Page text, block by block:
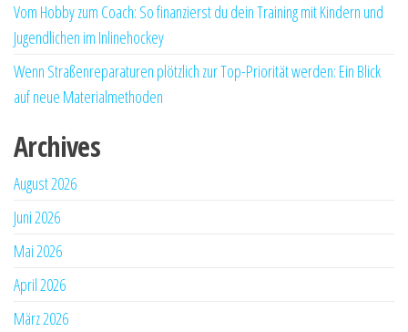
Vom Hobby zum Coach: So finanzierst du dein Training mit Kindern und
Jugendlichen im Inlinehockey
Wenn Straßenreparaturen plötzlich zur Top-Priorität werden: Ein Blick
auf neue Materialmethoden
Archives
August 2026
Juni 2026
Mai 2026
April 2026
März 2026